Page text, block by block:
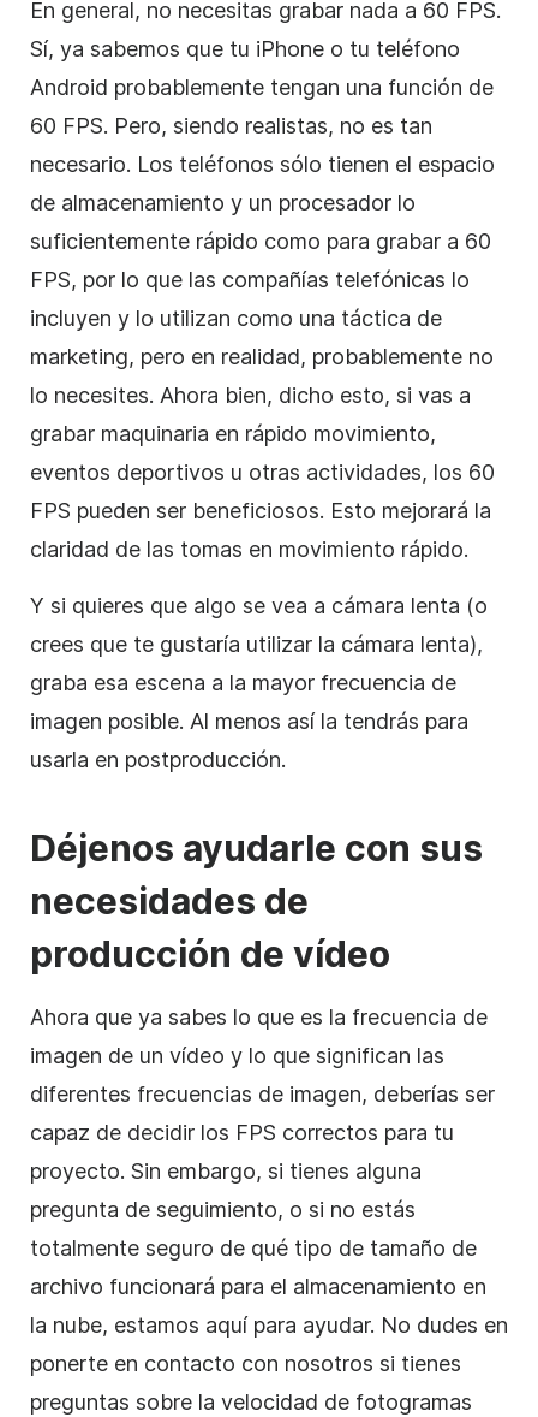
En general, no necesitas grabar nada a 60 FPS.
Sí, ya sabemos que tu iPhone o tu teléfono
Android probablemente tengan una función de
60 FPS. Pero, siendo realistas, no es tan
necesario. Los teléfonos sólo tienen el espacio
de almacenamiento y un procesador lo
suficientemente rápido como para grabar a 60
FPS, por lo que las compañías telefónicas lo
incluyen y lo utilizan como una táctica de
marketing, pero en realidad, probablemente no
lo necesites. Ahora bien, dicho esto, si vas a
grabar maquinaria en rápido movimiento,
eventos deportivos u otras actividades, los 60
FPS pueden ser beneficiosos. Esto mejorará la
claridad de las tomas en movimiento rápido.
Y si quieres que algo se vea a cámara lenta (o
crees que te gustaría utilizar la cámara lenta),
graba esa escena a la mayor frecuencia de
imagen posible. Al menos así la tendrás para
usarla en postproducción.
Déjenos ayudarle con sus
necesidades de
producción de vídeo
Ahora que ya sabes lo que es la frecuencia de
imagen de un vídeo y lo que significan las
diferentes frecuencias de imagen, deberías ser
capaz de decidir los FPS correctos para tu
proyecto. Sin embargo, si tienes alguna
pregunta de seguimiento, o si no estás
totalmente seguro de qué tipo de tamaño de
archivo funcionará para el almacenamiento en
la nube, estamos aquí para ayudar. No dudes en
ponerte en contacto con nosotros si tienes
preguntas sobre la velocidad de fotogramas